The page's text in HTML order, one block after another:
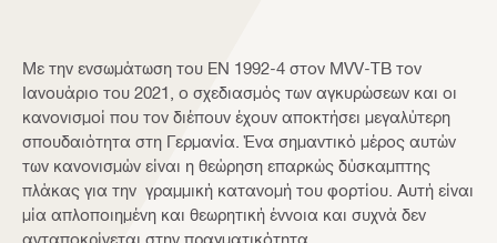
Με την ενσωμάτωση του EN 1992-4 στον MVV-TB τον
Ιανουάριο του 2021, ο σχεδιασμός των αγκυρώσεων και οι
κανονισμοί που τον διέπουν έχουν αποκτήσει μεγαλύτερη
σπουδαιότητα στη Γερμανία. Ένα σημαντικό μέρος αυτών
των κανονισμών είναι η θεώρηση επαρκώς δύσκαμπτης
πλάκας για την γραμμική κατανομή του φορτίου. Αυτή είναι
μία απλοποιημένη και θεωρητική έννοια και συχνά δεν